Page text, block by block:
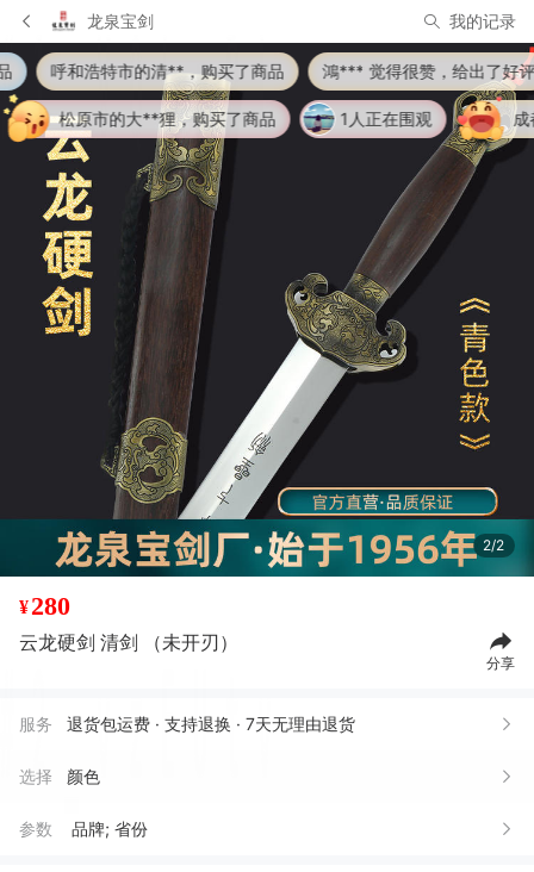
龙泉宝剑 我的记录
市的清**，购买了商品
大**狸，购买了商品 1人正在围观
鴻*** 觉得很赞，给出了好评
成都市的1**1，
南京市
2/2
¥280
云龙硬剑 清剑 （未开刃）
分享
服务 退货包运费 · 支持退换 · 7天无理由退货
选择 颜色
参数 品牌; 省份